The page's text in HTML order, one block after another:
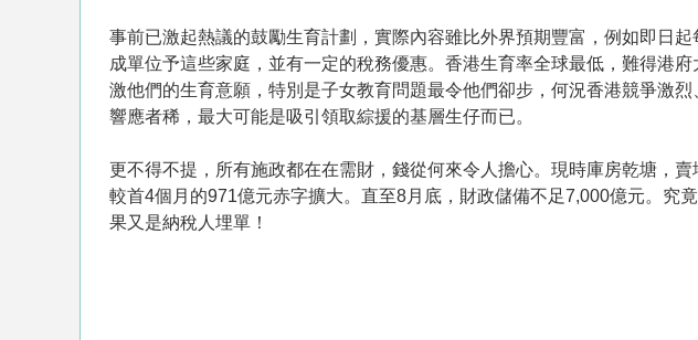
事前已激起熱議的鼓勵生育計劃，實際內容雖比外界預期豐富，例如即日
成單位予這些家庭，並有一定的稅務優惠。香港生育率全球最低，難得港
激他們的生育意願，特別是子女教育問題最令他們卻步，何況香港競爭激
響應者稀，最大可能是吸引領取綜援的基層生仔而已。
更不得不提，所有施政都在在需財，錢從何來令人擔心。現時庫房乾塘，
較首4個月的971億元赤字擴大。直至8月底，財政儲備不足7,000億元。究
果又是納稅人埋單！